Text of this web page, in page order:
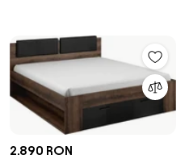
2.890 RON